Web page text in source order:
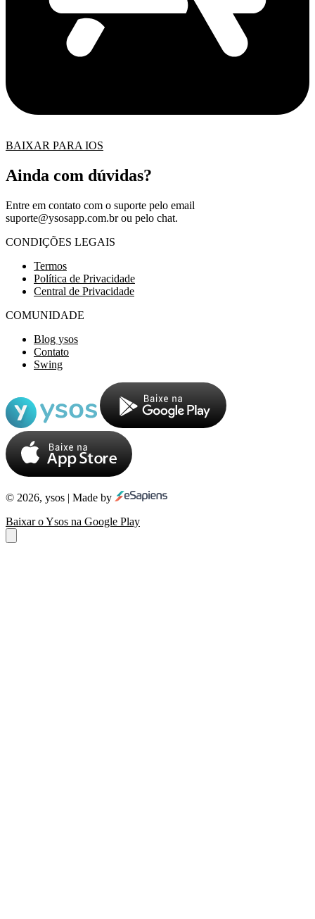
BAIXAR PARA IOS
Ainda com dúvidas?
Entre em contato com o suporte pelo email
suporte@ysosapp.com.brou pelo chat.
CONDIÇÕES LEGAIS
Termos
Política de Privacidade
Central de Privacidade
COMUNIDADE
Blog ysos
Contato
Swing
© 2026, ysos | Made by
Baixar o Ysos na Google Play